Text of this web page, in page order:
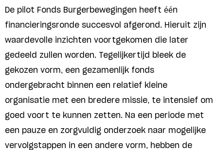
De pilot Fonds Burgerbewegingen heeft één
financieringsronde succesvol afgerond. Hieruit zijn
waardevolle inzichten voortgekomen die later
gedeeld zullen worden. Tegelijkertijd bleek de
gekozen vorm, een gezamenlijk fonds
ondergebracht binnen een relatief kleine
organisatie met een bredere missie, te intensief om
goed voort te kunnen zetten. Na een periode met
een pauze en zorgvuldig onderzoek naar mogelijke
vervolgstappen in een andere vorm, hebben de